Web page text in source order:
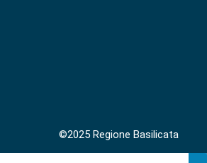
©2025 Regione Basilicata